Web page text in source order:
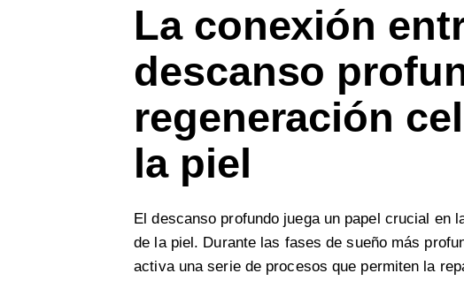
La conexión
descanso
regeneración
la piel
El descanso profundo juega un papel crucial en
de la piel. Durante las fases de sueño más
activa una serie de procesos que permiten la